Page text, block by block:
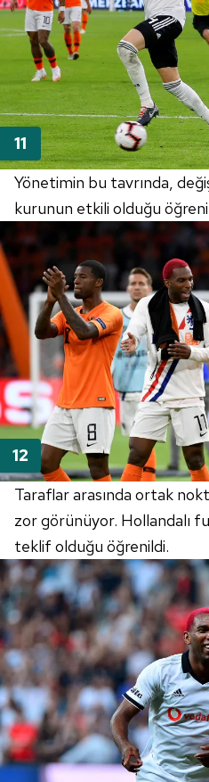
Yönetimin bu tavrında,
kurunun etkili olduğu
Taraflar arasında ortak
zor görünüyor. Hollandalı
teklif olduğu öğrenildi.